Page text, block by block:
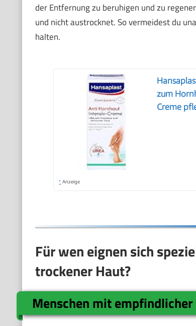
der Entfernung zu beruhigen und zu
und nicht austrocknet. So vermeidest du
halten.
zum
Creme
* Anzeige
Für wen eignen sich
trockener Haut?
Menschen mit